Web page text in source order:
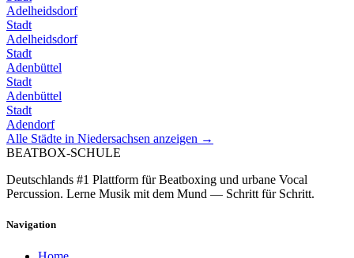
Adelheidsdorf
Stadt
Adelheidsdorf
Stadt
Adenbüttel
Stadt
Adenbüttel
Stadt
Adendorf
Alle Städte in Niedersachsen anzeigen →
BEATBOX-SCHULE
Deutschlands #1 Plattform für Beatboxing und urbane Vocal
Percussion. Lerne Musik mit dem Mund — Schritt für Schritt.
Navigation